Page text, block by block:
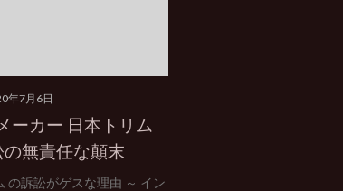
年7月6日
ーカー 日本トリム
無責任な顛末
の訴訟がゲスな理由 ～ イン